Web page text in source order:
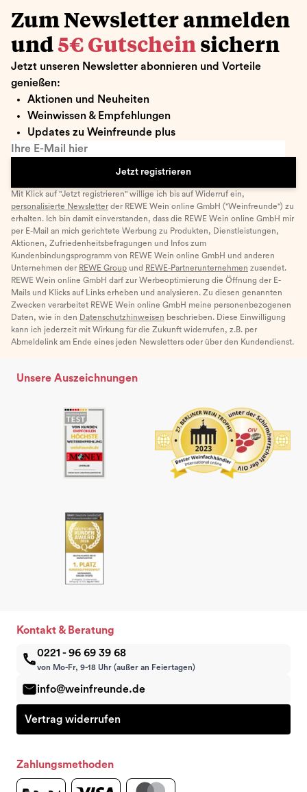
Zum Newsletter anmelden
und 5€ Gutschein sichern
Jetzt unseren Newsletter abonnieren und Vorteile
genießen:
Aktionen und Neuheiten
Weinwissen & Empfehlungen
Updates zu Weinfreunde plus
Ihre E-Mail hier
Jetzt registrieren
Mit Klick auf "Jetzt registrieren" willige ich bis auf Widerruf ein,
personalisierte Newsletter der REWE Wein online GmbH ("Weinfreunde") zu
erhalten. Ich bin damit einverstanden, dass die REWE Wein online GmbH mir
per E-Mail an mich gerichtete Werbung zu Produkten, Dienstleistungen,
Aktionen, Zufriedenheitsbefragungen und Infos zum
Kundenbindungsprogramm von REWE Wein online GmbH und anderen
Unternehmen der REWE Group und REWE-Partnerunternehmen zusendet.
REWE Wein online GmbH darf zur Werbeoptimierung die Öffnung der E-
Mails und Klicks auf Links erheben und analysieren. Zu diesen genannten
Zwecken verarbeitet REWE Wein online GmbH meine personenbezogenen
Daten, wie in den Datenschutzhinweisen beschrieben. Diese Einwilligung
kann ich jederzeit mit Wirkung für die Zukunft widerrufen, z.B. per
Abmeldelink am Ende eines jeden Newsletters oder über den Kundendienst.
Unsere Auszeichnungen
Kontakt & Beratung
0221 - 96 69 39 68
von Mo-Fr, 9-18 Uhr (außer an Feiertagen)
info@weinfreunde.de
Vertrag widerrufen
Zahlungsmethoden